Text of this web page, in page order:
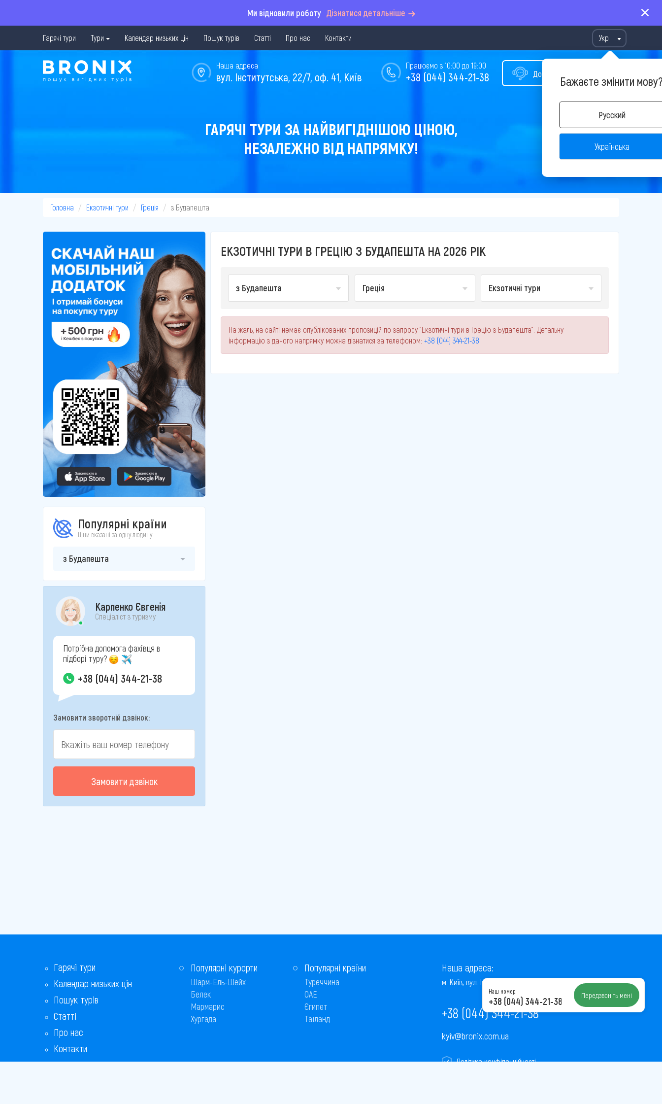
Ми відновили роботу Дізнатися детальніше
Гарячі тури Тури Календар низьких цін Пошук турів Статті Про нас Контакти Укр
Бажаєте змінити
Русский
Українська
Допомога у виборі туру
Працюємо з 10:00 до 19:00
+38 (044) 344-21-38
Наша адреса
вул. Інститутська, 22/7, оф. 41, Київ
ГАРЯЧІ ТУРИ ЗА НАЙВИГІДНІШОЮ ЦІНОЮ,
НЕЗАЛЕЖНО ВІД НАПРЯМКУ!
Головна Екзотичні тури Греція з Будапешта
Популярні країни
Ціни вказані за одну людину
з Будапешта
Карпенко Євгенія
Спеціаліст з туризму
Потрібна допомога фахівця в
підборі туру?
+38 (044) 344-21-38
Замовити зворотній дзвінок:
Замовити дзвінок
ЕКЗОТИЧНІ ТУРИ В ГРЕЦІЮ З БУДАПЕШТА НА 2026 РІК
з Будапешта Греція Екзотичні тури
На жаль, на сайті немає опублікованих пропозицій по запросу "Екзотичні тури в Грецію з Будапешта". Детальну
інформацію з даного напрямку можна дізнатися за телефоном: +38 (044) 344-21-38
Гарячі тури
Календар низьких цін
Пошук турів
Статті
Про нас
Контакти
Бонусна програма
Популярні курорти
Шарм-Ель-Шейх
Белек
Мармарис
Хургада
Популярні країни
Туреччина
ОАЕ
Єгипет
Таїланд
Наша адреса:
м. Київ, вул. Інститутська, 22/7, оф. 41
+38 (044) 344-21-38
kyiv@bronix.com.ua
Політика конфіденційності
Наш номер:
+38 (044) 344-21-38 Передзвоніть мені